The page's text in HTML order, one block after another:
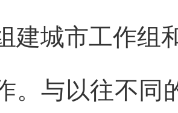
建城市工作组
。与以往不同